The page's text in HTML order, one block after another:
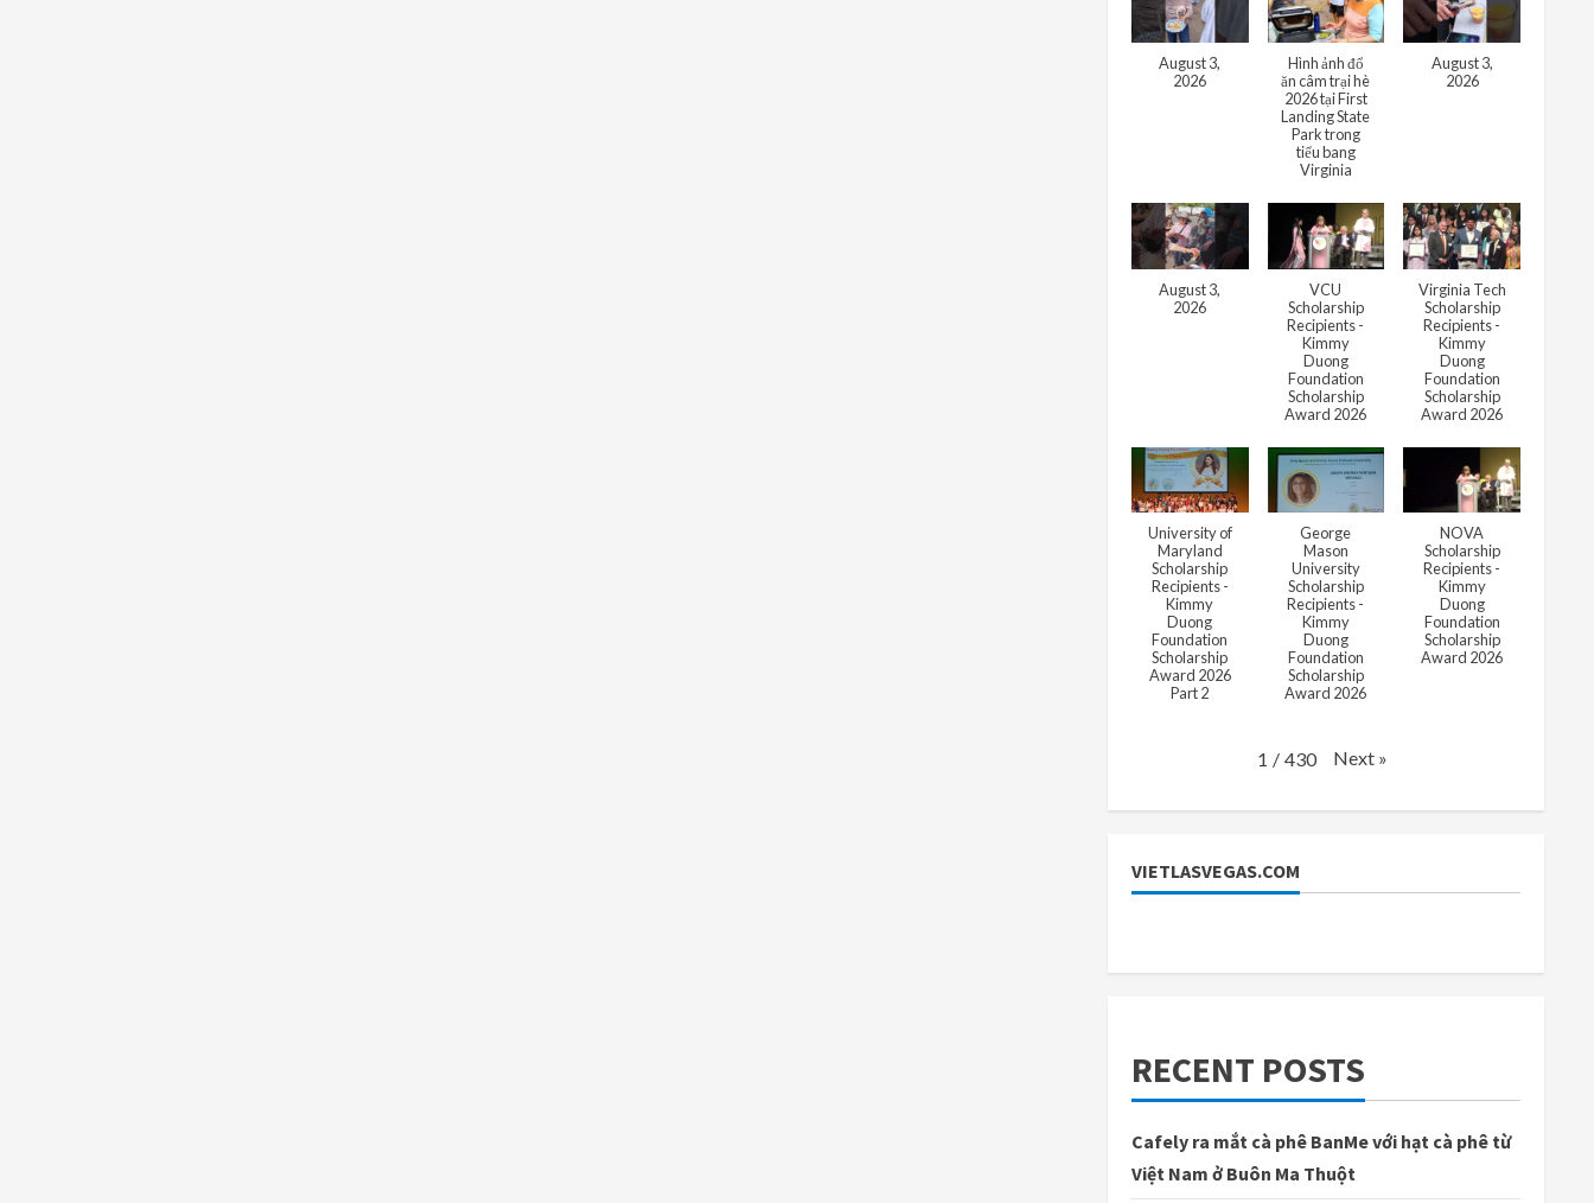
August 3,
2026
Hình ảnh đổ
ăn câm trại hè
2026 tại First
Landing State
Park trong
tiểu bang
Virginia
August 3,
2026
August 3,
2026
VCU
Scholarship
Recipients -
Kimmy
Duong
Foundation
Scholarship
Award 2026
Virginia Tech
Scholarship
Recipients -
Kimmy
Duong
Foundation
Scholarship
Award 2026
University of
Maryland
Scholarship
Recipients -
Kimmy
Duong
Foundation
Scholarship
Award 2026
Part 2
George
Mason
University
Scholarship
Recipients -
Kimmy
Duong
Foundation
Scholarship
Award 2026
NOVA
Scholarship
Recipients -
Kimmy
Duong
Foundation
Scholarship
Award 2026
1 / 430 Next »
VIETLASVEGAS.COM
RECENT POSTS
Cafely ra mắt cà phê BanMe với hạt cà phê từ
Việt Nam ở Buôn Ma Thuột